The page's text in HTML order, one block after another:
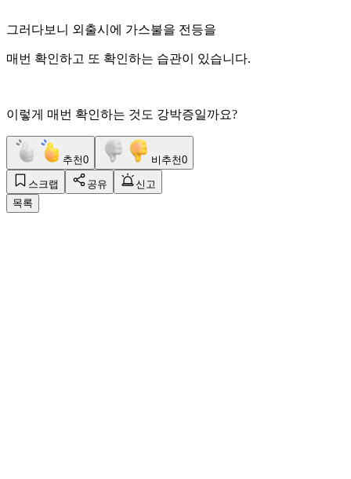
그러다보니 외출시에 가스불을 전등을
매번 확인하고 또 확인하는 습관이 있습니다.
이렇게 매번 확인하는 것도 강박증일까요?
추천0 비추천0
스크랩 공유
신고
목록